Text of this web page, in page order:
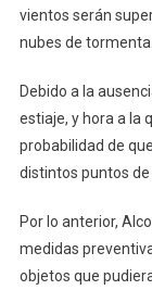
vientos serán
nubes de tormenta.
Debido a la
estiaje, y hora a la
probabilidad de
distintos puntos de
Por lo anterior,
medidas
objetos que